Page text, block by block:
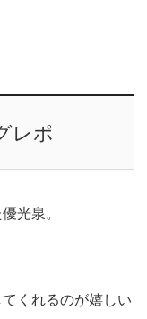
レポ
光泉。
くれるのが嬉しい